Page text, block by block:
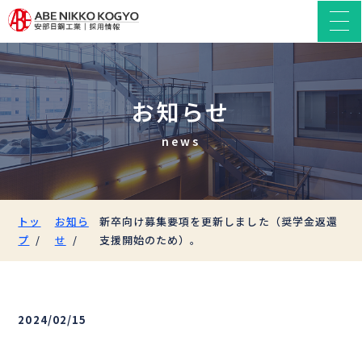
お知らせ
news
トッ
プ
お知ら
せ
新卒向け募集要項を更新しました（奨学金返還
支援開始のため）。
2024/02/15